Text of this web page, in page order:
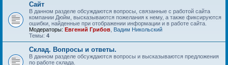
Сайт
В данном разделе обсуждаются вопросы, связанные с работой сайта
компании Дюйм, высказываются пожелания к нему, а также фиксируются
ошибки, найденные при отображении информации и в работе сайта.
Модераторы: Евгений Грибов Вадим Никольский
Темы: 4
Склад. Вопросы и ответы.
В данном разделе обсуждаются вопросы и высказываются предложения
по работе склада.